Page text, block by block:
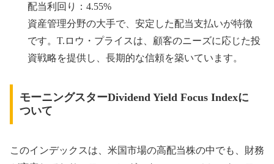
配当利回り：4.55%
資産管理分野の大手で、安定した配当支払いが特徴
です。T.ロウ・プライスは、顧客のニーズに応じた投
資戦略を提供し、長期的な信頼を築いています。
モーニングスターDividend Yield Focus Indexに
ついて
このインデックスは、米国市場の高配当株の中でも、財務